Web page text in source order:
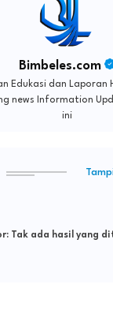
Bimbeles.com
Edukasi dan Laporan
news Information
ini
Tak ada hasil yang